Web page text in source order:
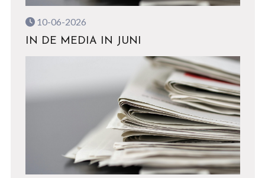
10-06-2026
IN DE MEDIA IN JUNI